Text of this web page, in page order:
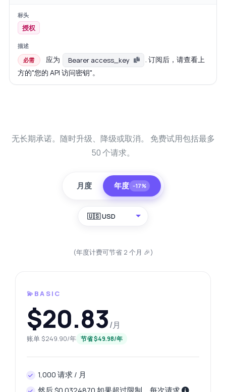
授权
必需 应为 Bearer access_key
. 订阅后，请查看上
方的"您的 API 访问密钥"。
无长期承诺。随时升级、降级或取消。 免费试用包括最多
50 个请求。
月度 年度 −17%
🇺🇸 USD
(年度计费可节省 2 个月 🎉)
💫BASIC
$20.83/月
账单 $249.90/年 节省 $49.98/年
1,000 请求 / 月